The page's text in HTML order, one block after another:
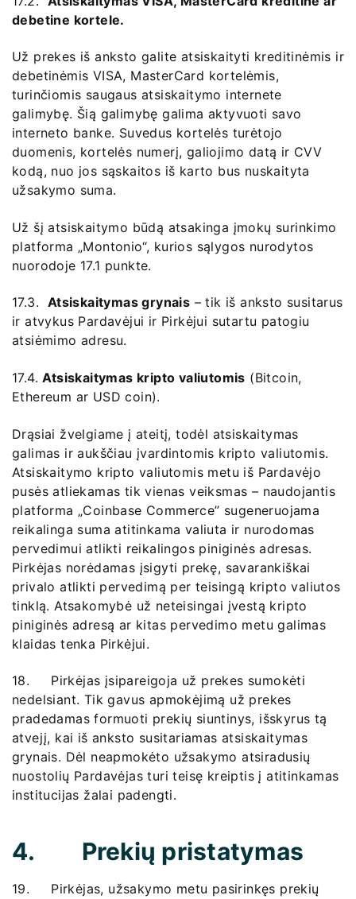
debetine kortele.
Už prekes iš anksto galite atsiskaityti kreditinėmis ir
debetinėmis VISA, MasterCard kortelėmis,
turinčiomis saugaus atsiskaitymo internete
galimybę. Šią galimybę galima aktyvuoti savo
interneto banke. Suvedus kortelės turėtojo
duomenis, kortelės numerį, galiojimo datą ir CVV
kodą, nuo jos sąskaitos iš karto bus nuskaityta
užsakymo suma.
Už šį atsiskaitymo būdą atsakinga įmokų surinkimo
platforma „Montonio“, kurios sąlygos nurodytos
nuorodoje 17.1 punkte.
17.3. Atsiskaitymas grynais – tik iš anksto susitarus
ir atvykus Pardavėjui ir Pirkėjui sutartu patogiu
atsiėmimo adresu.
17.4.Atsiskaitymas kripto valiutomis (Bitcoin,
Ethereum ar USD coin).
Drąsiai žvelgiame į ateitį, todėl atsiskaitymas
galimas ir aukščiau įvardintomis kripto valiutomis.
Atsiskaitymo kripto valiutomis metu iš Pardavėjo
pusės atliekamas tik vienas veiksmas – naudojantis
platforma „Coinbase Commerce” sugeneruojama
reikalinga suma atitinkama valiuta ir nurodomas
pervedimui atlikti reikalingos piniginės adresas.
Pirkėjas norėdamas įsigyti prekę, savarankiškai
privalo atlikti pervedimą per teisingą kripto valiutos
tinklą. Atsakomybė už neteisingai įvestą kripto
piniginės adresą ar kitas pervedimo metu galimas
klaidas tenka Pirkėjui.
18. Pirkėjas įsipareigoja už prekes sumokėti
nedelsiant. Tik gavus apmokėjimą už prekes
pradedamas formuoti prekių siuntinys, išskyrus tą
atvejį, kai iš anksto susitariamas atsiskaitymas
grynais. Dėl neapmokėto užsakymo atsiradusių
nuostolių Pardavėjas turi teisę kreiptis į atitinkamas
institucijas žalai padengti.
4. Prekių pristatymas
19. Pirkėjas, užsakymo metu pasirinkęs prekių